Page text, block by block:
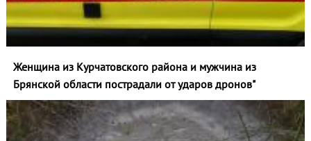
Женщина из Курчатовского района и мужчина из
Брянской области пострадали от ударов дронов"